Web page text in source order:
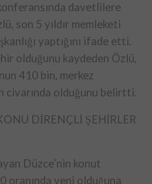
davetlilere
son 5 yıldır memleketi
yaptığını ifade etti.
olduğunu kaydeden Özlü,
410 bin, merkez
civarında olduğunu belirtti.
DİRENÇLİ ŞEHİRLER
Düzce’nin konut
oranında yeni olduğuna